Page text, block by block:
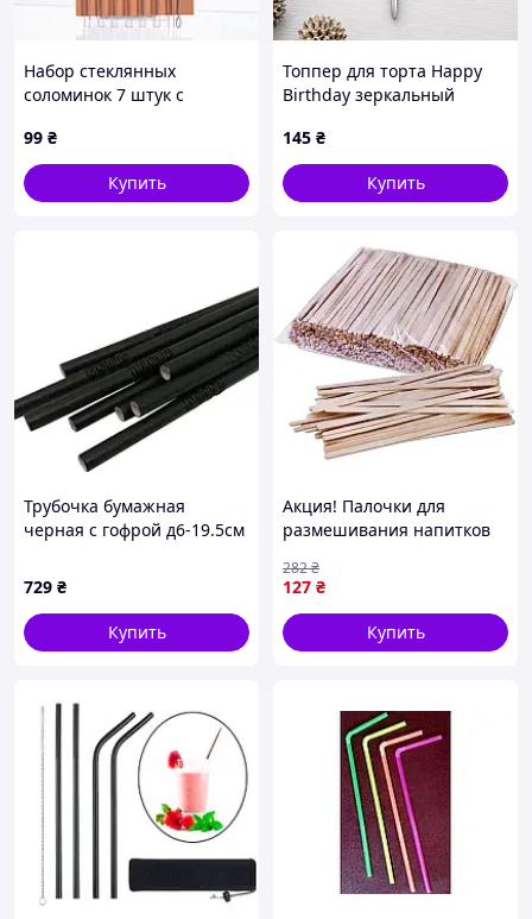
Набор стеклянных
соломинок 7 штук с
стекло 64486-81
99 ₴
Купить
Топпер для торта Happy
Birthday зеркальный
рождения
145 ₴
Купить
Трубочка бумажная
черная с гофрой д6-19.5см
НФ-00002601ёё
729 ₴
Купить
Акция! Палочки для
размешивания напитков
1000 шт - По лучшей цене!
127 ₴
282₴
Купить